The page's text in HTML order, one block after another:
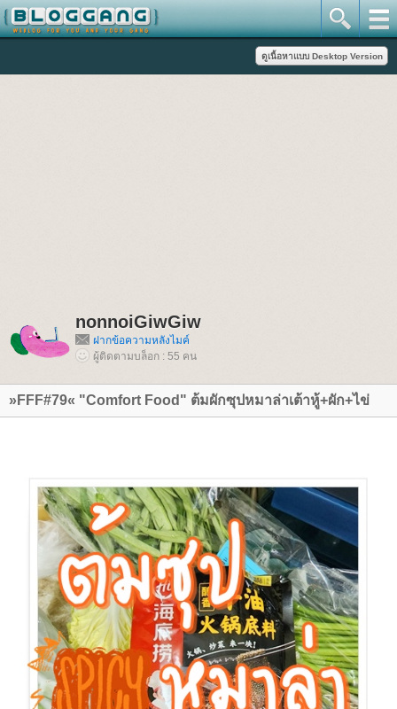
nonnoiGiwGiw
ฝากข้อความหลังไมค์
ผู้ติดตามบล็อก : 55 คน
»FFF#79« "Comfort Food" ต้มผักซุปหมาล่าเต้าหู้+ผัก+ไข่